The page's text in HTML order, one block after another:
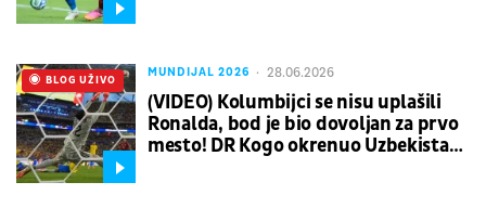
MUNDIJAL 2026 28.06.2026
(VIDEO) Kolumbijci se nisu uplašili
Ronalda, bod je bio dovoljan za prvo
mesto! DR Kogo okrenuo Uzbekistan i
UŽIVO
BLOG UŽIVO